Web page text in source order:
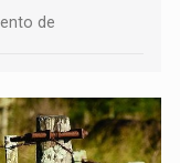
de